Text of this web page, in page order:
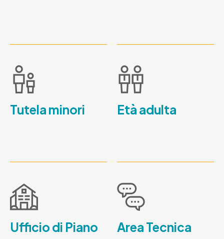
Tutela minori Età adulta
Ufficio di Piano Area Tecnica